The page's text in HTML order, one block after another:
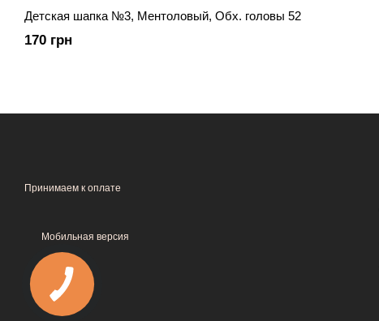
Детская шапка №3, Ментоловый, Обх. головы 52
170 грн
Принимаем к оплате
Мобильная версия